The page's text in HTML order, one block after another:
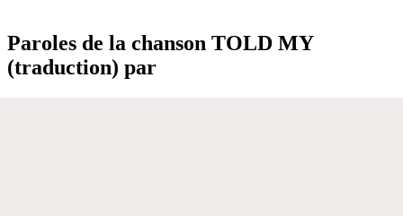
Paroles de la chanson TOLD MY
(traduction) par